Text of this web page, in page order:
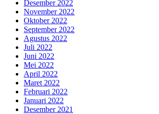
Desember 2022
November 2022
Oktober 2022
September 2022
Agustus 2022
Juli 2022
Juni 2022
Mei 2022
April 2022
Maret 2022
Februari 2022
Januari 2022
Desember 2021